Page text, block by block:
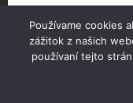
Copyright ©
Používame cookies
zážitok z našich
používaní tejto